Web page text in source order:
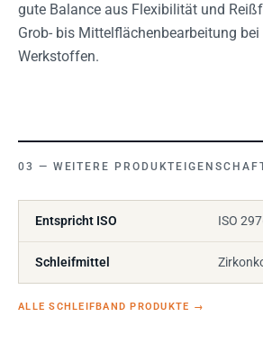
gute Balance aus Flexibilität und
Grob- bis Mittelflächenbearbeitung
Werkstoffen.
WEITERE
Entspricht ISO ISO
Schleifmittel
ALLE SCHLEIFBAND PRODUKTE →